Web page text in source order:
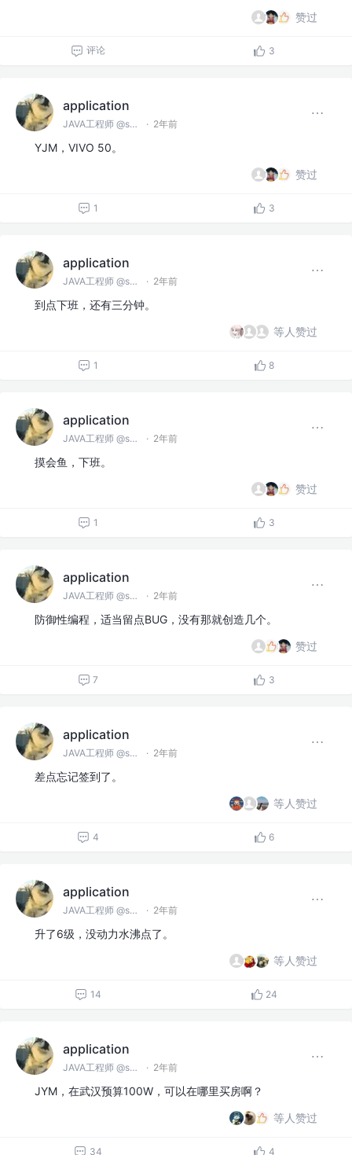
赞过
评论 3
application
JAVA工程师 @spring · 2年前
YJM，VIVO 50。
赞过
1 3
application
JAVA工程师 @spring · 2年前
到点下班，还有三分钟。
等人赞过
1 8
application
JAVA工程师 @spring · 2年前
摸会鱼，下班。
赞过
1 3
application
JAVA工程师 @spring · 2年前
防御性编程，适当留点BUG，没有那就创造几个。
赞过
7 3
application
JAVA工程师 @spring · 2年前
差点忘记签到了。
等人赞过
4 6
application
JAVA工程师 @spring · 2年前
升了6级，没动力水沸点了。
等人赞过
14 24
application
JAVA工程师 @spring · 2年前
JYM，在武汉预算100W，可以在哪里买房啊？
等人赞过
34 4